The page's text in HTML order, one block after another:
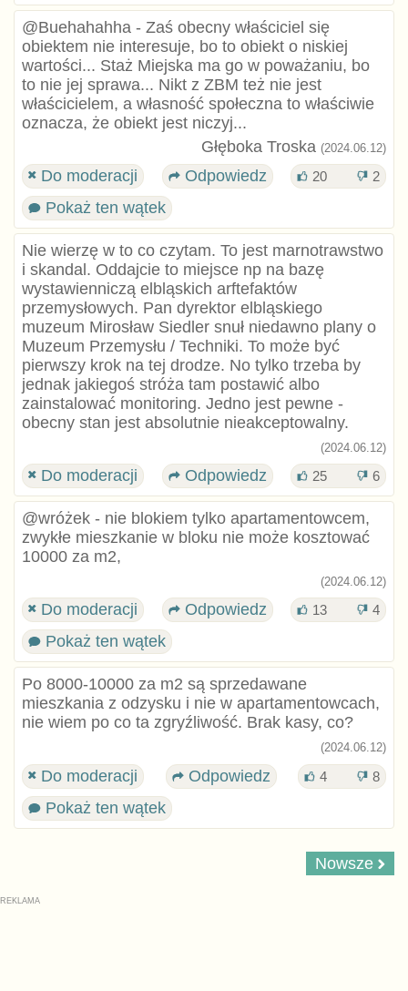
@Buehahahha - Zaś obecny właściciel się
obiektem nie interesuje, bo to obiekt o niskiej
wartości... Staż Miejska ma go w poważaniu, bo
to nie jej sprawa... Nikt z ZBM też nie jest
właścicielem, a własność społeczna to właściwie
oznacza, że obiekt jest niczyj...
Głęboka Troska (2024.06.12)
Do moderacji Odpowiedz 20 2
Pokaż ten wątek
Nie wierzę w to co czytam. To jest marnotrawstwo
i skandal. Oddajcie to miejsce np na bazę
wystawienniczą elbląskich arftefaktów
przemysłowych. Pan dyrektor elbląskiego
muzeum Mirosław Siedler snuł niedawno plany o
Muzeum Przemysłu / Techniki. To może być
pierwszy krok na tej drodze. No tylko trzeba by
jednak jakiegoś stróża tam postawić albo
zainstalować monitoring. Jedno jest pewne -
obecny stan jest absolutnie nieakceptowalny.
(2024.06.12)
Do moderacji Odpowiedz 25 6
@wróżek - nie blokiem tylko apartamentowcem,
zwykłe mieszkanie w bloku nie może kosztować
10000 za m2,
(2024.06.12)
Do moderacji Odpowiedz 13 4
Pokaż ten wątek
Po 8000-10000 za m2 są sprzedawane
mieszkania z odzysku i nie w apartamentowcach,
nie wiem po co ta zgryźliwość. Brak kasy, co?
(2024.06.12)
Do moderacji Odpowiedz 4 8
Pokaż ten wątek
Nowsze